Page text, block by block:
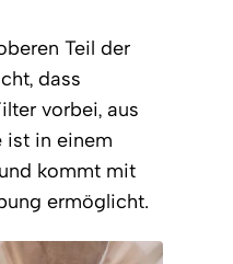
Teil der
dass
vorbei, aus
ist in einem
kommt mit
ermöglicht.